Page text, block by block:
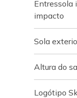
Entressola
impacto
Sola
Altura do
Logótipo